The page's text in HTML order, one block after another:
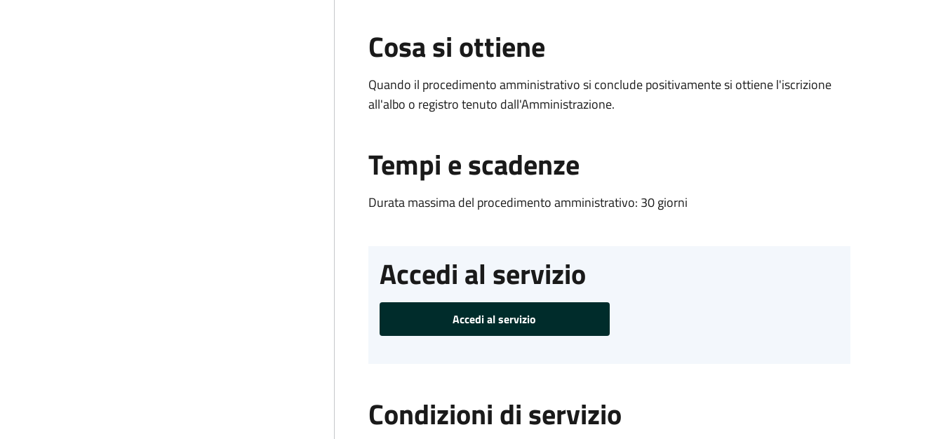
Cosa si ottiene
Quando il procedimento amministrativo si conclude positivamente si ottiene l'iscrizione
all'albo o registro tenuto dall'Amministrazione.
Tempi e scadenze
Durata massima del procedimento amministrativo: 30 giorni
Accedi al servizio
Accedi al servizio
Condizioni di servizio